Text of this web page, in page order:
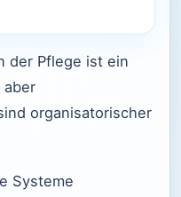
der Pflege ist ein
aber
organisatorischer
Systeme